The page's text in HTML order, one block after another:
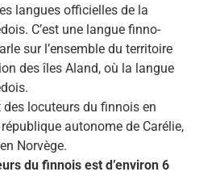
langues officielles de la
C’est une langue finno-
sur l’ensemble du territoire
des îles Aland, où la langue
des locuteurs du finnois en
autonome de Carélie,
Norvège.
du finnois est d’environ 6